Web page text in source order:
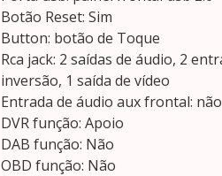
Botão Reset: Sim
Button: botão de Toque
Rca jack: 2 saídas de áudio, 2
inversão, 1 saída de vídeo
Entrada de áudio aux frontal: não
DVR função: Apoio
DAB função: Não
OBD função: Não